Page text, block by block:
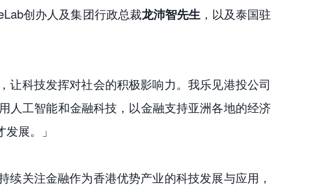
创办人及集团行政总裁龙沛智先生 ，以及泰国驻
科技发挥对社会的积极影响力。我乐见港投公司
人工智能和金融科技，以金融支持亚洲各地的经济
展。」
关注金融作为香港优势产业的科技发展与应用，